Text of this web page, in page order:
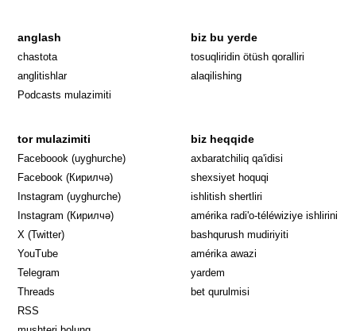
anglash
chastota
anglitishlar
Podcasts mulazimiti
biz bu yerde
tosuqliridin ötüsh qoralliri
alaqilishing
tor mulazimiti
Faceboook (uyghurche) Opens in new window
Facebook (Кирилчә) Opens in new window
Instagram (uyghurche) Opens in new window
Instagram (Кирилчә) Opens in new window
X (Twitter)
YouTube
Telegram
Threads
RSS
biz heqqide
axbaratchiliq qa'idisi
shexsiyet hoquqi
ishlitish shertliri
amérika radi'o-téléwiziye ishlirini
bashqurush mudiriyiti
amérika awazi
yardem
bet qurulmisi